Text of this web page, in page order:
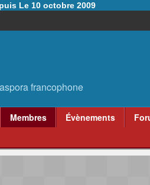
Le 10 octobre 2009
Membres Évènements